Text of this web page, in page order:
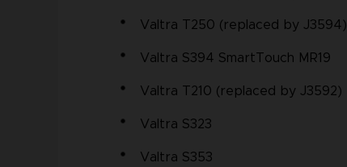
Valtra T250 (replaced by J3594)
Valtra S394 SmartTouch MR19
Valtra T210 (replaced by J3592)
Valtra S323
Valtra S353